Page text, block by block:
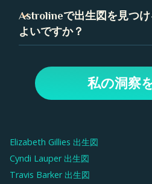
っており、Astrolineでは、各要素
ことができます。
アセンダント、つまり上昇宮は、
東の地平線上に昇っていた星座で
は、アセンダントはあなたの人生
Astrolineで出生図を見つけ
よいですか？
成します。次に、「出生図」タブ
解釈を表示します。上部のオプシ
ハウス、毎日の通過など、チャー
私の洞察
Elizabeth Gillies 出生図
Cyndi Lauper 出生図
Travis Barker 出生図